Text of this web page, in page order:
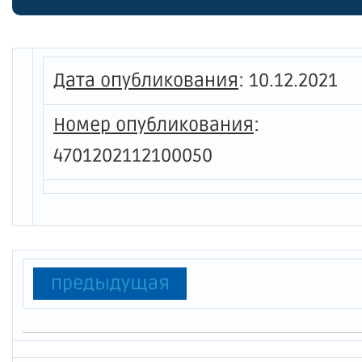
воду
Дата опубликования: 10.12.2021
Номер опубликования:
4701202112100050
предыдущая